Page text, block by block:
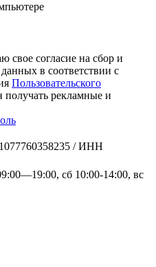
свое согласие на сбор и
в соответствии с
Пользовательского
получать рекламные и
/ ИНН
сб 10:00-14:00, вс